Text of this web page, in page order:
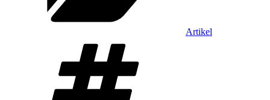
Artikel